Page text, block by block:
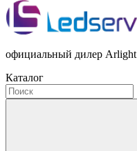
официальный дилер Arlight
Каталог